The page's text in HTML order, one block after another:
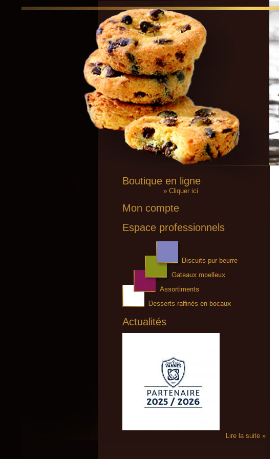
Boutique en ligne
» Cliquer ici
Mon compte
Espace professionnels
Actualités
Lire la suite »